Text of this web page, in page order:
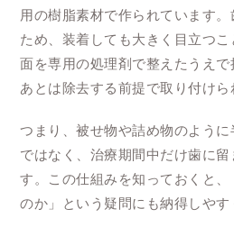
用の樹脂素材で作られています
ため、装着しても大きく目立つ
面を専用の処理剤で整えたうえ
あとは除去する前提で取り付けら
つまり、被せ物や詰め物のよう
ではなく、治療期間中だけ歯に
す。この仕組みを知っておくと
のか」という疑問にも納得しやす